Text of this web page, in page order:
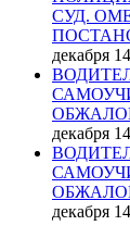
СУД.
декабря
декабря
декабря